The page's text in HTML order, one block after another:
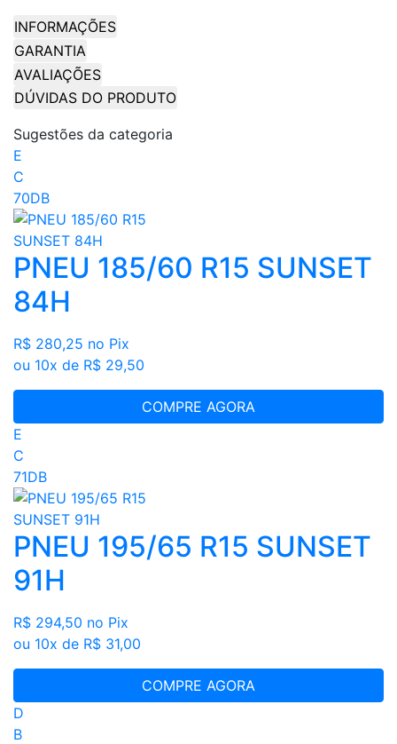
INFORMAÇÕES
GARANTIA
AVALIAÇÕES
DÚVIDAS DO PRODUTO
Sugestões da categoria
E
C
70DB
PNEU 185/60 R15 SUNSET
84H
R$ 280,25 no Pix
ou 10x de R$ 29,50
COMPRE AGORA
E
C
71DB
PNEU 195/65 R15 SUNSET
91H
R$ 294,50 no Pix
ou 10x de R$ 31,00
COMPRE AGORA
D
B